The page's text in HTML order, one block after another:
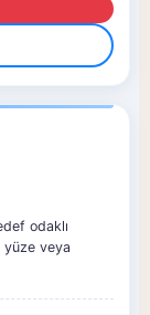
odaklı
veya